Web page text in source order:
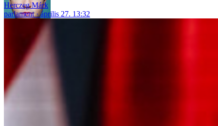
Herczeg Márk
parlament
április 27. 13:32